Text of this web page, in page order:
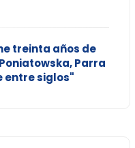
treinta años de
Parra
entre siglos"